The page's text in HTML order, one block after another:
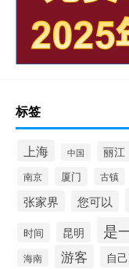
标签
上海 中国 丽江
南京 厦门 古镇
张家界 您可以
时间 昆明 是
海南 游客 自